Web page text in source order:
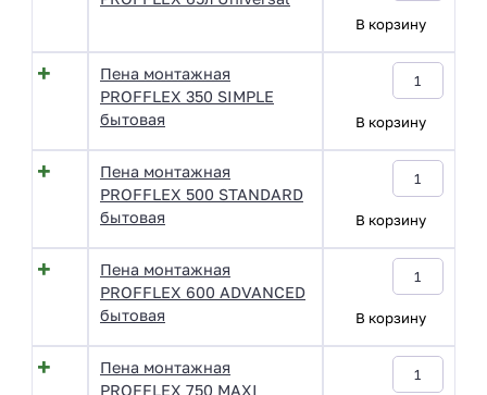
В корзину
Пена монтажная
PROFFLEX 350 SIMPLE
бытовая
В корзину
Пена монтажная
PROFFLEX 500 STANDARD
бытовая
В корзину
Пена монтажная
PROFFLEX 600 ADVANCED
бытовая
В корзину
Пена монтажная
PROFFLEX 750 MAXI